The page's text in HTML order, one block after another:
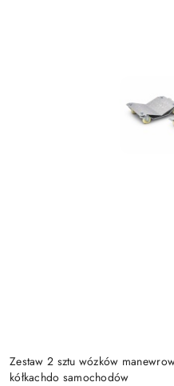
Zestaw 2 sztu wózków
kółkachdo samochodów